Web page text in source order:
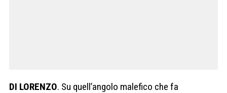
DI LORENZO. Su quell’angolo malefico che fa